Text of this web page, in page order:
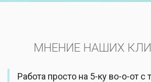
МНЕНИЕ НАШИХ
Работа просто на 5-ку во-о-от с